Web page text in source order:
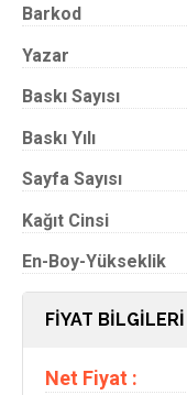
Barkod
Yazar
Baskı Sayısı
Baskı Yılı
Sayfa Sayısı
Kağıt Cinsi
En-Boy-Yükseklik
FİYAT BİLGİLERİ
Net Fiyat :